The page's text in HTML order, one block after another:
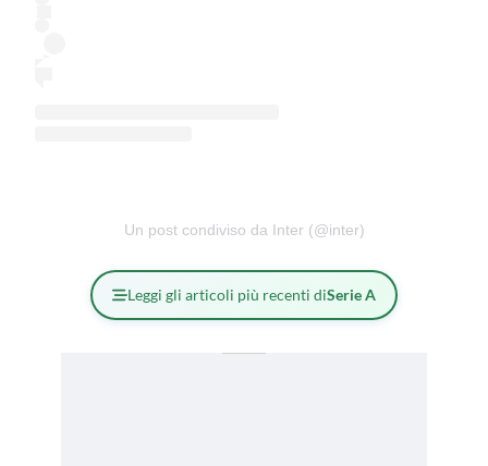
Un post condiviso da Inter (@inter)
Leggi gli articoli più recenti diSerie A